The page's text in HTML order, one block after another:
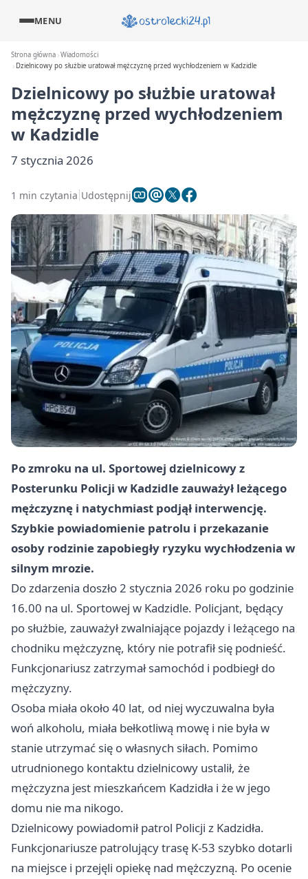
MENU
Strona główna Wiadomości
Dzielnicowy po służbie uratował mężczyznę przed wychłodzeniem w Kadzidle
Dzielnicowy po służbie uratował
mężczyznę przed wychłodzeniem
w Kadzidle
7 stycznia 2026
1 min czytania Udostępnij
Po zmroku na ul. Sportowej dzielnicowy z
Posterunku Policji w Kadzidle zauważył leżącego
mężczyznę i natychmiast podjął interwencję.
Szybkie powiadomienie patrolu i przekazanie
osoby rodzinie zapobiegły ryzyku wychłodzenia w
silnym mrozie.
Do zdarzenia doszło 2 stycznia 2026 roku po godzinie
16.00 na ul. Sportowej w Kadzidle. Policjant, będący
po służbie, zauważył zwalniające pojazdy i leżącego na
chodniku mężczyznę, który nie potrafił się podnieść.
Funkcjonariusz zatrzymał samochód i podbiegł do
mężczyzny.
Osoba miała około 40 lat, od niej wyczuwalna była
woń alkoholu, miała bełkotliwą mowę i nie była w
stanie utrzymać się o własnych siłach. Pomimo
utrudnionego kontaktu dzielnicowy ustalił, że
mężczyzna jest mieszkańcem Kadzidła i że w jego
domu nie ma nikogo.
Dzielnicowy powiadomił patrol Policji z Kadzidła.
Funkcjonariusze patrolujący trasę K-53 szybko dotarli
na miejsce i przejęli opiekę nad mężczyzną. Po ocenie